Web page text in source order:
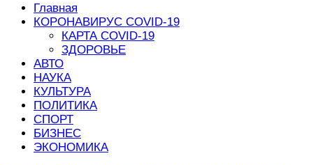
Главная
КОРОНАВИРУС COVID-19
КАРТА COVID-19
ЗДОРОВЬЕ
АВТО
НАУКА
КУЛЬТУРА
ПОЛИТИКА
СПОРТ
БИЗНЕС
ЭКОНОМИКА